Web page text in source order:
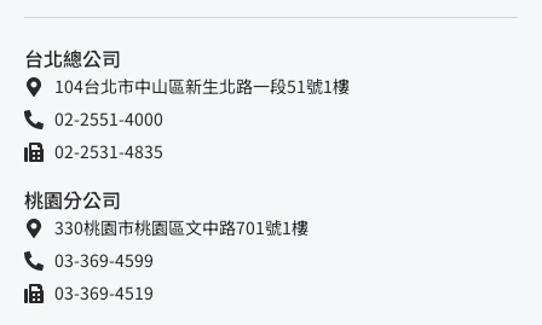
台北總公司
104台北市中山區新生北路一段51號1樓
02-2551-4000
02-2531-4835
桃園分公司
330桃園市桃園區文中路701號1樓
03-369-4599
03-369-4519